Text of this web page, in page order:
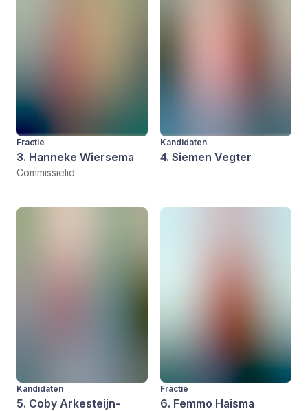
Fractie
3. Hanneke Wiersema
Commissielid
Kandidaten
4. Siemen Vegter
Kandidaten
5. Coby Arkesteijn-
Fractie
6. Femmo Haisma